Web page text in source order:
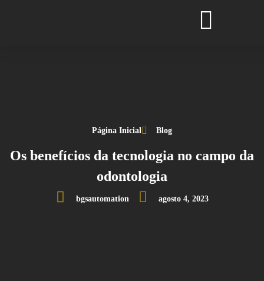
Página Inicial Blog
Os benefícios da tecnologia no campo da
odontologia
bgsautomation agosto 4, 2023